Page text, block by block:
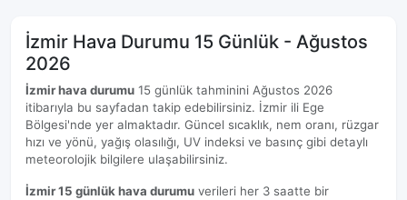
İzmir Hava Durumu 15 Günlük - Ağustos
2026
İzmir hava durumu 15 günlük tahminini Ağustos 2026
itibarıyla bu sayfadan takip edebilirsiniz. İzmir ili Ege
Bölgesi'nde yer almaktadır. Güncel sıcaklık, nem oranı, rüzgar
hızı ve yönü, yağış olasılığı, UV indeksi ve basınç gibi detaylı
meteorolojik bilgilere ulaşabilirsiniz.
İzmir 15 günlük hava durumu verileri her 3 saatte bir